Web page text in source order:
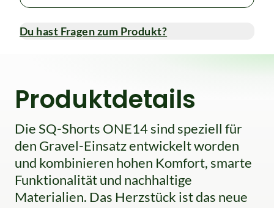
Du hast Fragen zum Produkt?
Produktdetails
Die SQ-Shorts ONE14 sind speziell für
den Gravel-Einsatz entwickelt worden
und kombinieren hohen Komfort, smarte
Funktionalität und nachhaltige
Materialien. Das Herzstück ist das neue